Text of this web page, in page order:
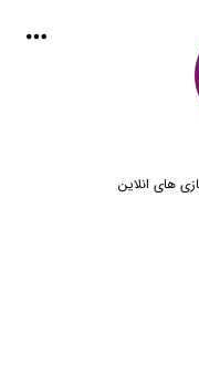
های انلاین